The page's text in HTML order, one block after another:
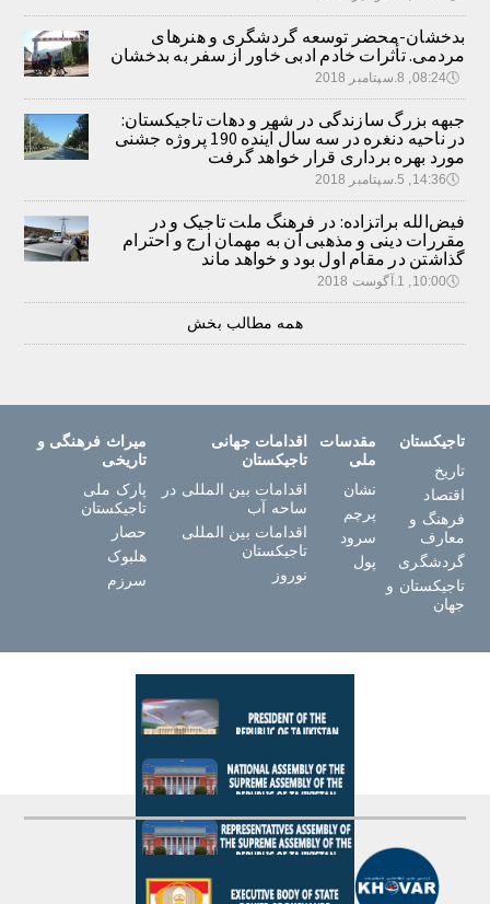
بدخشان-محضر توسعه گردشگری و هنرهای
مردمی. تأثرات خادم ادبی خاور از سفر به بدخشان
🕔08:24, 8.سپتامبر 2018
جبهه بزرگ سازندگی در شهر و دهات تاجیکستان:
در ناحیه دنغره در سه سال آینده 190 پروژه جشنی
مورد بهره برداری قرار خواهد گرفت
🕔14:36, 5.سپتامبر 2018
فیض‌الله براتزاده: در فرهنگ ملت تاجیک و در
مقررات دینی و مذهبی آن به مهمان ارج و احترام
گذاشتن در مقام اول بود و خواهد ماند
🕔10:00, 1.آگوست 2018
همه مطالب بخش
تاجیکستان
تاریخ
اقتصاد
فرهنگ و
معارف
گردشگری
تاجیکستان و
جهان
مقدسات
ملی
نشان
پرچم
سرود
پول
اقدامات جهانی
تاجیکستان
اقدامات بین المللی در
ساحه آب
اقدامات بین المللی
تاجیکستان
نوروز
میراث فرهنگی و
تاریخی
پارک ملی
تاجیکستان
حصار
هلبوک
سرزم